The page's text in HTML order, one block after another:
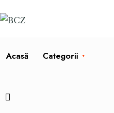
Acasă Categorii